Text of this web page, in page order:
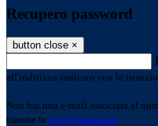
Recupero password
button close ×
all'indirizzo indicato con le
Non hai una e-mail associata al
tramite la Login Spaggiari